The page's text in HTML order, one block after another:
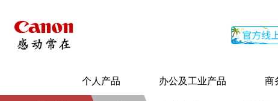
个人产品 办公及工业产品 商